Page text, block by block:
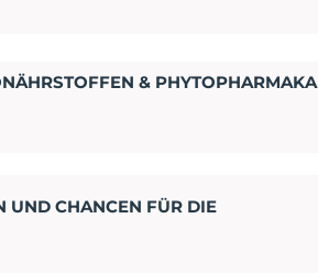
& PHYTOPHARMAKA
UND CHANCEN FÜR DIE